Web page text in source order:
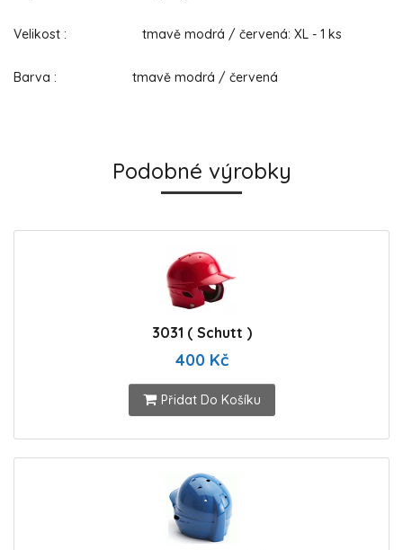
Velikost : tmavě modrá / červená: XL - 1 ks
Barva : tmavě modrá / červená
Podobné výrobky
3031 ( Schutt )
400 Kč
Přidat Do Košíku